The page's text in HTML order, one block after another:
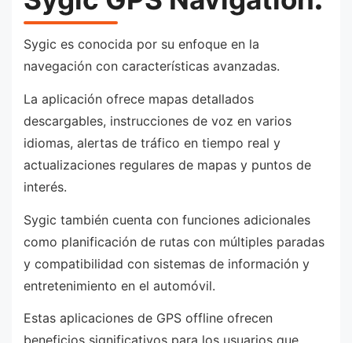
Sygic es conocida por su enfoque en la
navegación con características avanzadas.
La aplicación ofrece mapas detallados
descargables, instrucciones de voz en varios
idiomas, alertas de tráfico en tiempo real y
actualizaciones regulares de mapas y puntos de
interés.
Sygic también cuenta con funciones adicionales
como planificación de rutas con múltiples paradas
y compatibilidad con sistemas de información y
entretenimiento en el automóvil.
Estas aplicaciones de GPS offline ofrecen